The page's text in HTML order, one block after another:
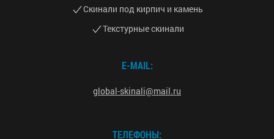
Скинали под кирпич и камень
Текстурные скинали
E-MAIL:
global-skinali@mail.ru
ТЕЛЕФОНЫ: